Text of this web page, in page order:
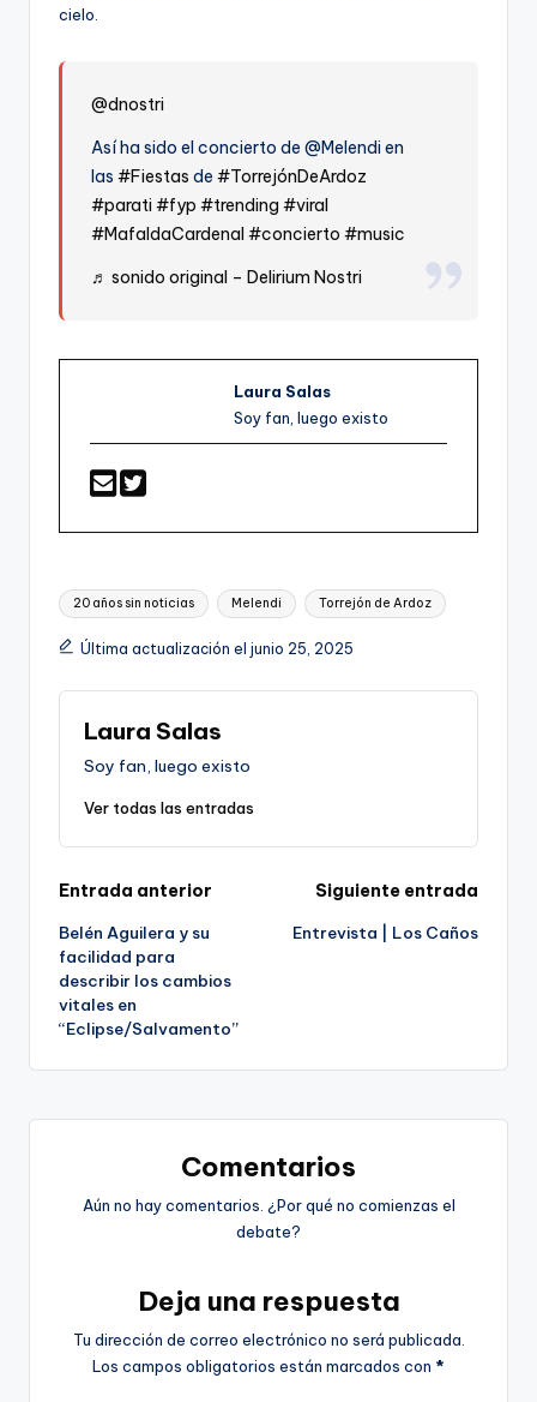
cielo.
@dnostri
Así ha sido el concierto de @Melendi en
las#Fiestas de#TorrejónDeArdoz
#parati #fyp #trending #viral
#MafaldaCardenal #concierto #music
♬ sonido original – Delirium Nostri
Laura Salas
Soy fan, luego existo
Etiquetas:
20 años sin noticias Melendi Torrejón de Ardoz
Última actualización el junio 25, 2025
Laura Salas
Soy fan, luego existo
Ver todas las entradas
Navegación
de
entradas
Entrada anterior
Belén Aguilera y su
facilidad para
describir los cambios
vitales en
“Eclipse/Salvamento”
Siguiente entrada
Entrevista | Los Caños
Comentarios
Aún no hay comentarios. ¿Por qué no comienzas el
debate?
Deja una respuesta
Tu dirección de correo electrónico no será publicada.
Los campos obligatorios están marcados con *